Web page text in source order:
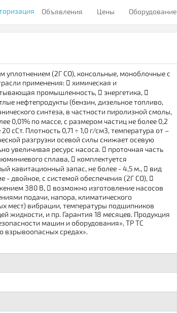
Объявления Цены Оборудование
(2Г СО), консольные, моноблочные с
применения:  химическая и
промышленность,  энергетика, 
нефтепродукты (бензин, дизельное топливо,
синтеза, в частности пиролизной смолы,
0,01% по массе, с размером частиц не более 0,2
сСт. Плотность 0,71 ÷ 1,0 г/см3, температура от –
разгрузки осевой силы снижает осевую
увеличивая ресурс насоса.  проточная часть
сплава,  комплектуется
кавитационный запас, не более - 4,5 м.,  вид
- двойное, с системой обеспечения (2Г СО), 
380 В,  возможно изготовление насосов
подачи, напора, климатического
мест) вибрации, температуры подшипников
жидкости, и пр. Гарантия 18 месяцев. Продукция
машин и оборудования», ТР ТС
взрывоопасных средах».